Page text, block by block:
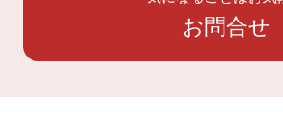
お問合せ